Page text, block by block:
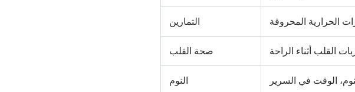
التمارين الحرارية المحروقة
صحة القلب
النوم الوقت في السرير